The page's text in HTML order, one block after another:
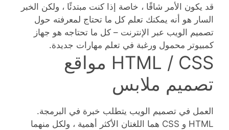
قد يكون الأمر شاقًا ، خاصة إذا كنت مبتدئًا ، ولكن الخبر
السار هو أنه يمكنك تعلم كل ما تحتاج لمعرفته حول
تصميم الويب عبر الإنترنت – كل ما تحتاجه هو جهاز
كمبيوتر محمول ورغبة في تعلم مهارات جديدة.
HTML / CSS مواقع
تصميم ملابس
العمل في تصميم الويب يتطلب خبرة في البرمجة.
HTML و CSS هما اللغتان الأكثر أهمية ، ولكل منهما